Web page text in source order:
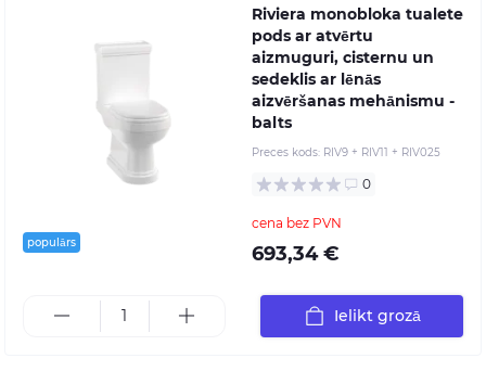
populārs
Riviera monobloka tualete
pods ar atvērtu
aizmuguri, cisternu un
sedeklis ar lēnās
aizvēršanas mehānismu -
balts
Preces kods: RIV9 + RIV11 + RIV025
0
cena bez PVN
693,34 €
Ielikt grozā